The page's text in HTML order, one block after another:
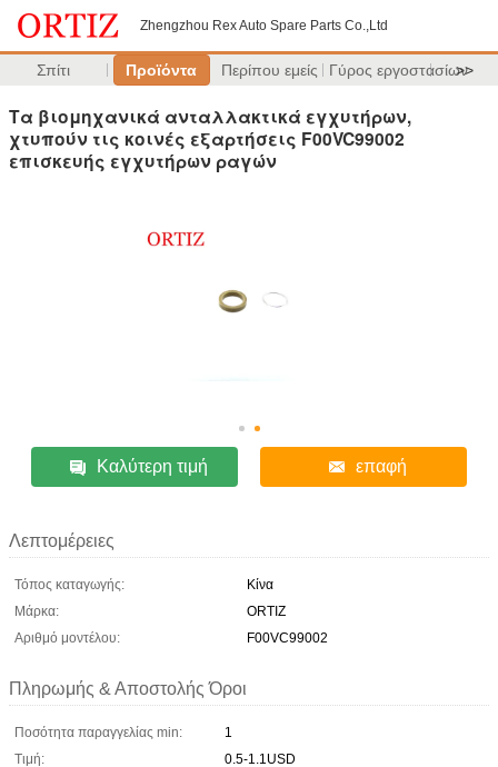
Zhengzhou Rex Auto Spare Parts Co.,Ltd
Σπίτι Προϊόντα Περίπου εμείς Γύρος εργοστασίων
>>
Τα βιομηχανικά ανταλλακτικά εγχυτήρων,
χτυπούν τις κοινές εξαρτήσεις F00VC99002
επισκευής εγχυτήρων ραγών
Καλύτερη τιμή επαφή
Λεπτομέρειες
Τόπος καταγωγής:
Κίνα
Μάρκα:
ORTIZ
Αριθμό μοντέλου:
F00VC99002
Πληρωμής & Αποστολής Όροι
Ποσότητα παραγγελίας min:
1
Τιμή:
0.5-1.1USD